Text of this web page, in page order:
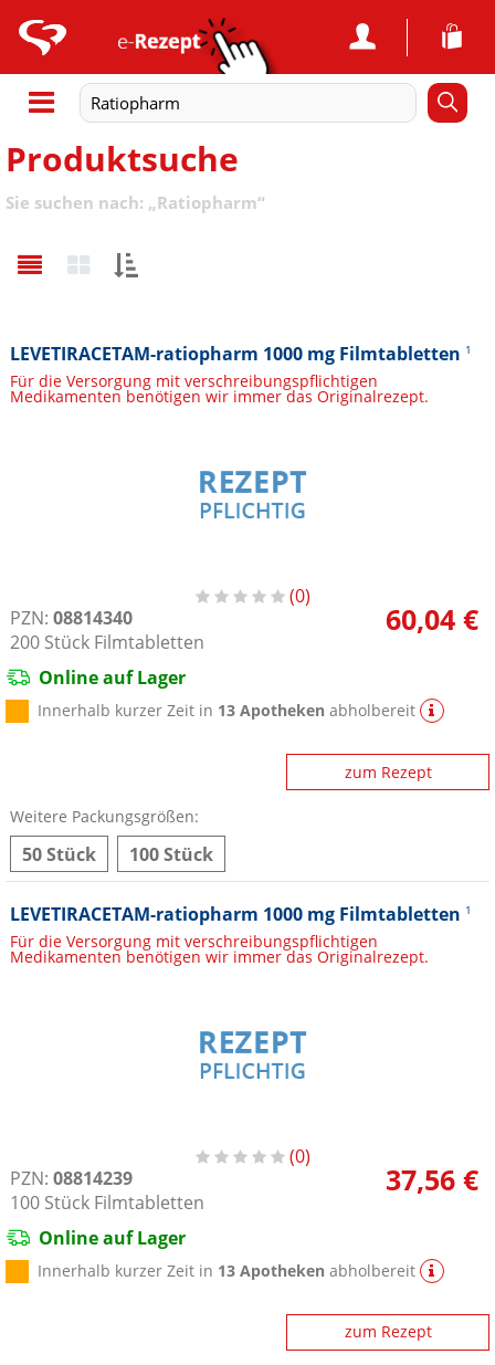
Produktsuche
Sie suchen nach: „Ratiopharm“
LEVETIRACETAM-ratiopharm 1000 mg Filmtabletten 1
Für die Versorgung mit verschreibungspflichtigen
Medikamenten benötigen wir immer das Originalrezept.
0
PZN: 08814340
200 Stück Filmtabletten
60,04 €
Online auf Lager
Innerhalb kurzer Zeit in 13 Apotheken abholbereit
zum Rezept
Weitere Packungsgrößen:
50 Stück 100 Stück
LEVETIRACETAM-ratiopharm 1000 mg Filmtabletten 1
Für die Versorgung mit verschreibungspflichtigen
Medikamenten benötigen wir immer das Originalrezept.
0
PZN: 08814239
100 Stück Filmtabletten
37,56 €
Online auf Lager
Innerhalb kurzer Zeit in 13 Apotheken abholbereit
zum Rezept